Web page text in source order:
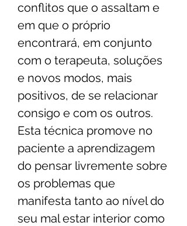
conflitos que o assaltam e
em que o próprio
encontrará, em conjunto
com o terapeuta, soluções
e novos modos, mais
positivos, de se relacionar
consigo e com os outros.
Esta técnica promove no
paciente a aprendizagem
do pensar livremente sobre
os problemas que
manifesta tanto ao nível do
seu mal estar interior como